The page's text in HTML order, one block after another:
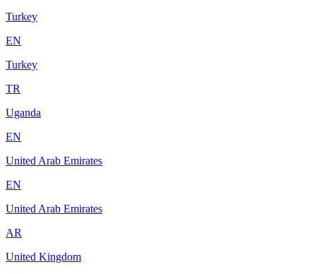
Turkey
EN
Turkey
TR
Uganda
EN
United Arab Emirates
EN
United Arab Emirates
AR
United Kingdom